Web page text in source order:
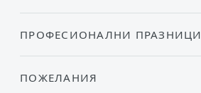
ПРОФЕСИОНАЛНИ ПРАЗНИЦИ
ПОЖЕЛАНИЯ